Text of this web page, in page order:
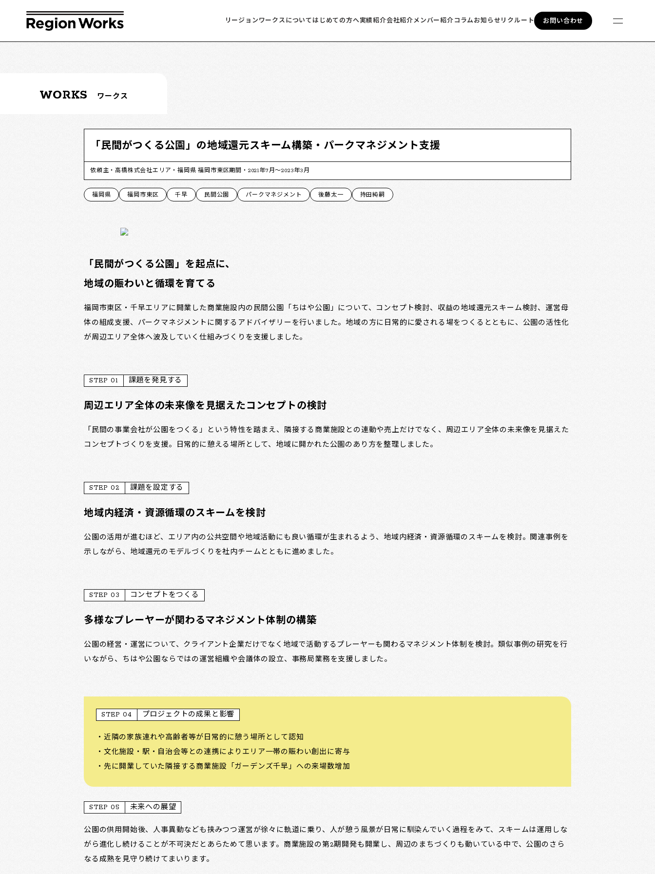
リージョンワークスについて はじめての方へ実績紹介会社紹介メンバー紹介 コラムお知らせ リクルート お問い合わせ
WORKS ワークス
「民間がつくる公園」の地域還元スキーム構築・パークマネジメント支援
依頼主 高橋株式会社エリア 福岡県 福岡市東区期間 2021年7月〜2023年3月
福岡県 福岡市東区 千早 民間公園 パークマネジメント 後藤太一 持田純嗣
「民間がつくる公園」を起点に、
地域の賑わいと循環を育てる
福岡市東区・千早エリアに開業した商業施設内の民間公園「ちはや公園」について、コンセプト検討、収益の地域還元スキーム検討、運営母
体の組成支援、パークマネジメントに関するアドバイザリーを行いました。地域の方に日常的に愛される場をつくるとともに、公園の活性化
が周辺エリア全体へ波及していく仕組みづくりを支援しました。
STEP 01 課題を発見する
周辺エリア全体の未来像を見据えたコンセプトの検討
「民間の事業会社が公園をつくる」という特性を踏まえ、隣接する商業施設との連動や売上だけでなく、周辺エリア全体の未来像を見据えた
コンセプトづくりを支援。日常的に憩える場所として、地域に開かれた公園のあり方を整理しました。
STEP 02 課題を設定する
地域内経済・資源循環のスキームを検討
公園の活用が進むほど、エリア内の公共空間や地域活動にも良い循環が生まれるよう、地域内経済・資源循環のスキームを検討。関連事例を
示しながら、地域還元のモデルづくりを社内チームとともに進めました。
STEP 03 コンセプトをつくる
多様なプレーヤーが関わるマネジメント体制の構築
公園の経営・運営について、クライアント企業だけでなく地域で活動するプレーヤーも関わるマネジメント体制を検討。類似事例の研究を行
いながら、ちはや公園ならではの運営組織や会議体の設立、事務局業務を支援しました。
STEP 04 プロジェクトの成果と影響
・近隣の家族連れや高齢者等が日常的に憩う場所として認知
・文化施設・駅・自治会等との連携によりエリア一帯の賑わい創出に寄与
・先に開業していた隣接する商業施設「ガーデンズ千早」への来場数增加
STEP 05 未来への展望
公園の供用開始後、人事異動なども挟みつつ運営が徐々に軌道に乗り、人が憩う風景が日常に馴染んでいく過程をみて、スキームは運用しな
がら進化し続けることが不可決だとあらためて思います。商業施設の第2期開発も開業し、周辺のまちづくりも動いている中で、公園のさら
なる成熟を見守り続けてまいります。